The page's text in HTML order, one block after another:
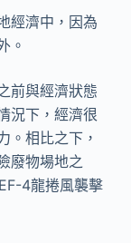
經濟中，因為
。
前與經濟狀態
況下，經濟很
。相比之下，
廢物場地之
4龍捲風襲擊